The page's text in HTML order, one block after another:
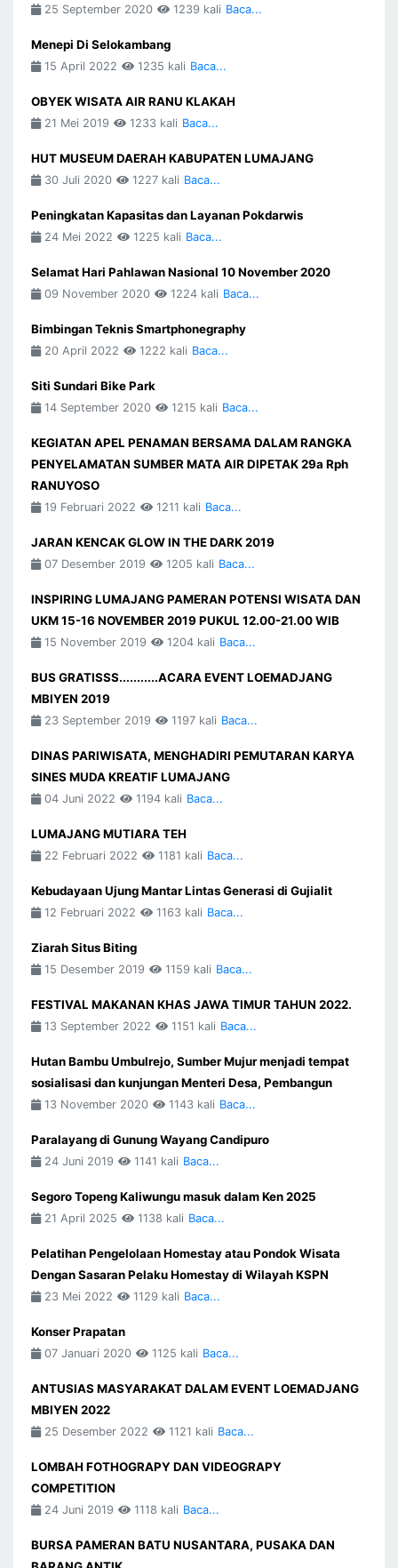
25 September 2020 1239 kali Baca...
Menepi Di Selokambang
15 April 2022 1235 kali Baca...
OBYEK WISATA AIR RANU KLAKAH
21 Mei 2019 1233 kali Baca...
HUT MUSEUM DAERAH KABUPATEN LUMAJANG
30 Juli 2020 1227 kali Baca...
Peningkatan Kapasitas dan Layanan Pokdarwis
24 Mei 2022 1225 kali Baca...
Selamat Hari Pahlawan Nasional 10 November 2020
09 November 2020 1224 kali Baca...
Bimbingan Teknis Smartphonegraphy
20 April 2022 1222 kali Baca...
Siti Sundari Bike Park
14 September 2020 1215 kali Baca...
KEGIATAN APEL PENAMAN BERSAMA DALAM RANGKA
PENYELAMATAN SUMBER MATA AIR DIPETAK 29a Rph
RANUYOSO
19 Februari 2022 1211 kali Baca...
JARAN KENCAK GLOW IN THE DARK 2019
07 Desember 2019 1205 kali Baca...
INSPIRING LUMAJANG PAMERAN POTENSI WISATA DAN
UKM 15-16 NOVEMBER 2019 PUKUL 12.00-21.00 WIB
15 November 2019 1204 kali Baca...
BUS GRATISSS...........ACARA EVENT LOEMADJANG
MBIYEN 2019
23 September 2019 1197 kali Baca...
DINAS PARIWISATA, MENGHADIRI PEMUTARAN KARYA
SINES MUDA KREATIF LUMAJANG
04 Juni 2022 1194 kali Baca...
LUMAJANG MUTIARA TEH
22 Februari 2022 1181 kali Baca...
Kebudayaan Ujung Mantar Lintas Generasi di Gujialit
12 Februari 2022 1163 kali Baca...
Ziarah Situs Biting
15 Desember 2019 1159 kali Baca...
FESTIVAL MAKANAN KHAS JAWA TIMUR TAHUN 2022.
13 September 2022 1151 kali Baca...
Hutan Bambu Umbulrejo, Sumber Mujur menjadi tempat
sosialisasi dan kunjungan Menteri Desa, Pembangun
13 November 2020 1143 kali Baca...
Paralayang di Gunung Wayang Candipuro
24 Juni 2019 1141 kali Baca...
Segoro Topeng Kaliwungu masuk dalam Ken 2025
21 April 2025 1138 kali Baca...
Pelatihan Pengelolaan Homestay atau Pondok Wisata
Dengan Sasaran Pelaku Homestay di Wilayah KSPN
23 Mei 2022 1129 kali Baca...
Konser Prapatan
07 Januari 2020 1125 kali Baca...
ANTUSIAS MASYARAKAT DALAM EVENT LOEMADJANG
MBIYEN 2022
25 Desember 2022 1121 kali Baca...
LOMBAH FOTHOGRAPY DAN VIDEOGRAPY
COMPETITION
24 Juni 2019 1118 kali Baca...
BURSA PAMERAN BATU NUSANTARA, PUSAKA DAN